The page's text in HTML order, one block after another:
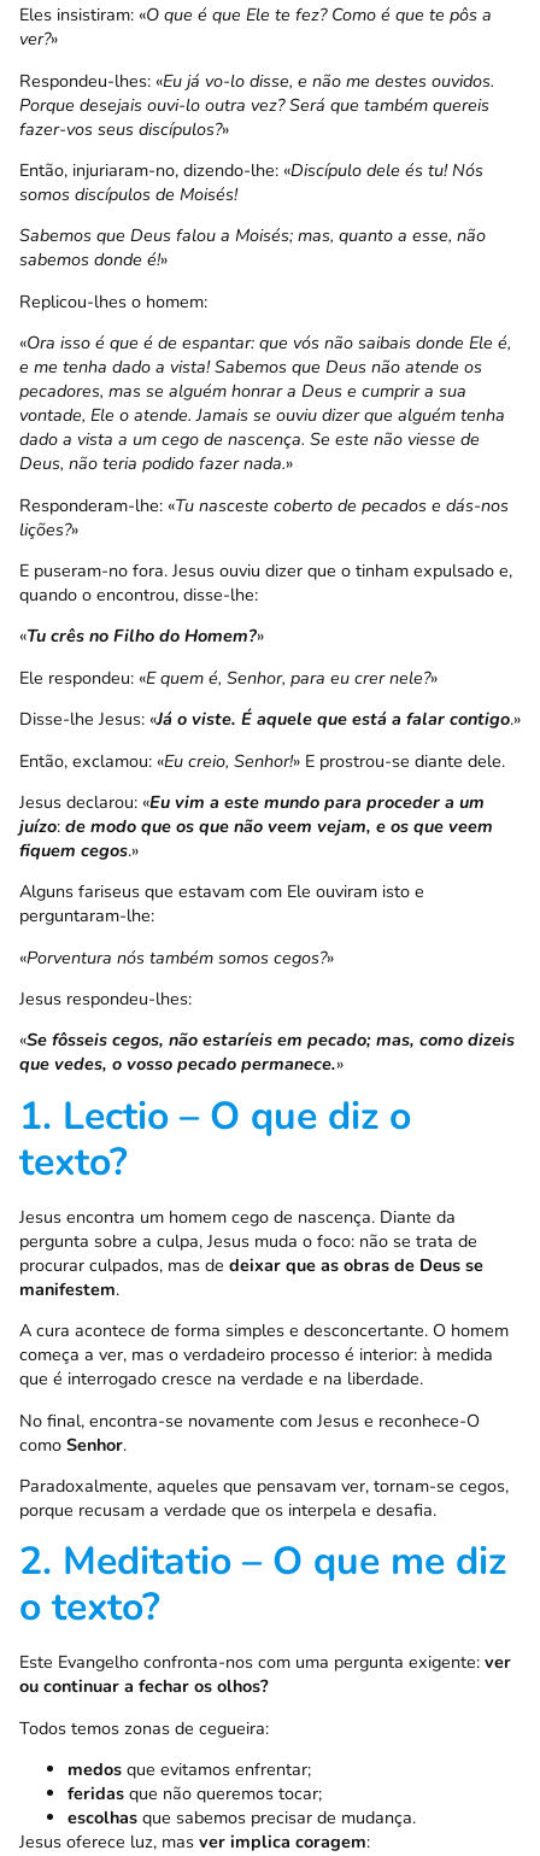
Eles insistiram: «O que é que Ele te fez? Como é que te pôs a
ver?»
Respondeu-lhes: «Eu já vo-lo disse, e não me destes ouvidos.
Porque desejais ouvi-lo outra vez? Será que também quereis
fazer-vos seus discípulos?»
Então, injuriaram-no, dizendo-lhe: «Discípulo dele és tu! Nós
somos discípulos de Moisés!
Sabemos que Deus falou a Moisés; mas, quanto a esse, não
sabemos donde é!»
Replicou-lhes o homem:
«Ora isso é que é de espantar: que vós não saibais donde Ele é,
e me tenha dado a vista! Sabemos que Deus não atende os
pecadores, mas se alguém honrar a Deus e cumprir a sua
vontade, Ele o atende. Jamais se ouviu dizer que alguém tenha
dado a vista a um cego de nascença. Se este não viesse de
Deus, não teria podido fazer nada.»
Responderam-lhe: «Tu nasceste coberto de pecados e dás-nos
lições?»
E puseram-no fora. Jesus ouviu dizer que o tinham expulsado e,
quando o encontrou, disse-lhe:
«Tu crês no Filho do Homem?»
Ele respondeu: «E quem é, Senhor, para eu crer nele?»
Disse-lhe Jesus: «Já o viste. É aquele que está a falar contigo.»
Então, exclamou: «Eu creio, Senhor!» E prostrou-se diante dele.
Jesus declarou: «Eu vim a este mundo para proceder a um
juízo: de modo que os que não veem vejam, e os que veem
fiquem cegos.»
Alguns fariseus que estavam com Ele ouviram isto e
perguntaram-lhe:
«Porventura nós também somos cegos?»
Jesus respondeu-lhes:
«Se fôsseis cegos, não estaríeis em pecado; mas, como dizeis
que vedes, o vosso pecado permanece.»
1. Lectio – O que diz o
texto?
Jesus encontra um homem cego de nascença. Diante da
pergunta sobre a culpa, Jesus muda o foco: não se trata de
procurar culpados, mas de deixar que as obras de Deus se
manifestem.
A cura acontece de forma simples e desconcertante. O homem
começa a ver, mas o verdadeiro processo é interior: à medida
que é interrogado cresce na verdade e na liberdade.
No final, encontra-se novamente com Jesus e reconhece-O
como Senhor.
Paradoxalmente, aqueles que pensavam ver, tornam-se cegos,
porque recusam a verdade que os interpela e desafia.
2. Meditatio – O que me diz
o texto?
Este Evangelho confronta-nos com uma pergunta exigente: ver
ou continuar a fechar os olhos?
Todos temos zonas de cegueira:
medos que evitamos enfrentar;
feridas que não queremos tocar;
escolhas que sabemos precisar de mudança.
Jesus oferece luz, mas ver implica coragem: